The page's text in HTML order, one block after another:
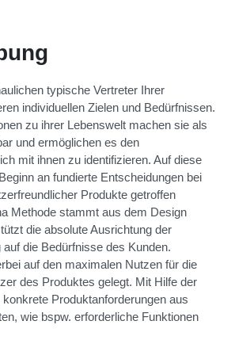
typische Vertreter Ihrer
individuellen Zielen und Bedürfnissen.
zu ihrer Lebenswelt machen sie als
und ermöglichen es den
mit ihnen zu identifizieren. Auf diese
an fundierte Entscheidungen bei
Produkte getroffen
Methode stammt aus dem Design
die absolute Ausrichtung der
die Bedürfnisse des Kunden.
auf den maximalen Nutzen für die
des Produktes gelegt. Mit Hilfe der
Produktanforderungen aus
wie bspw. erforderliche Funktionen